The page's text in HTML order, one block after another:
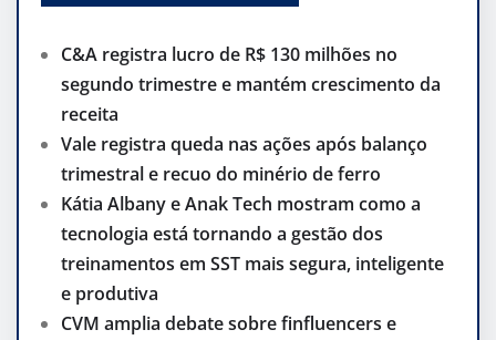
C&A registra lucro de R$ 130 milhões no
segundo trimestre e mantém crescimento da
receita
Vale registra queda nas ações após balanço
trimestral e recuo do minério de ferro
Kátia Albany e Anak Tech mostram como a
tecnologia está tornando a gestão dos
treinamentos em SST mais segura, inteligente
e produtiva
CVM amplia debate sobre finfluencers e